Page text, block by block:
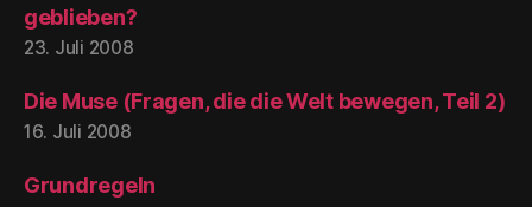
geblieben?
23. Juli 2008
Die Muse (Fragen, die die Welt bewegen, Teil 2)
16. Juli 2008
Grundregeln